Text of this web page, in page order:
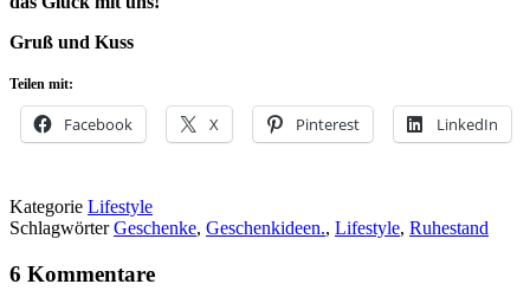
Gruß und Kuss
Teilen mit:
Facebook X Pinterest LinkedIn
Kategorie Lifestyle
SchlagwörterGeschenke, Geschenkideen., Lifestyle, Ruhestand
6 Kommentare